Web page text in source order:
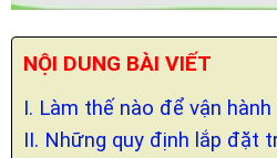
NỘI DUNG BÀI VIẾT
I. Làm thế nào để vận
II. Những quy định lắp đặt